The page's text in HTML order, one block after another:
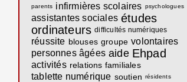
parents infirmières scolaires psychologues
assistantes sociales études
ordinateurs difficultés numériques
réussite blouses groupe volontaires
personnes âgées aide Ehpad
activités relations familiales
tablette numérique soutien résidents